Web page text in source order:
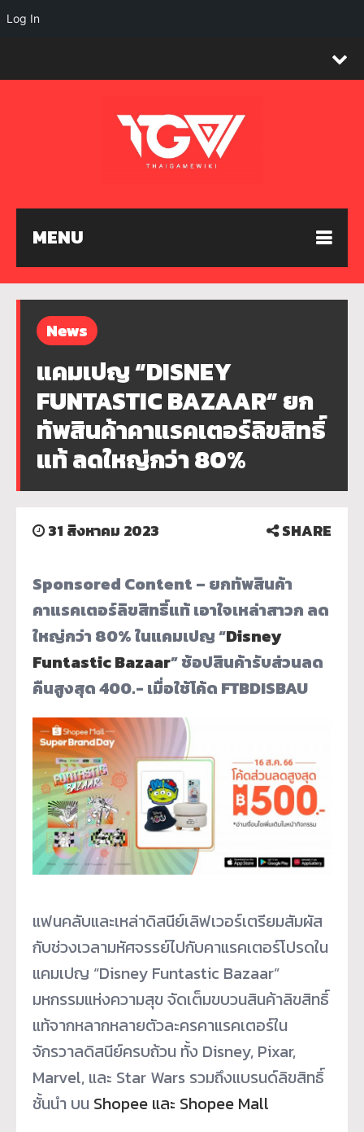
MENU
News
แคมเปญ “DISNEY
FUNTASTIC BAZAAR” ยก
ทัพสินค้าคาแรคเตอร์ลิขสิทธิ์
แท้ ลดใหญ่กว่า 80%
31 สิงหาคม 2023 SHARE
Sponsored Content – ยกทัพสินค้า
คาแรคเตอร์ลิขสิทธิ์แท้ เอาใจเหล่าสาวก ลด
ใหญ่กว่า 80% ในแคมเปญ “Disney
Funtastic Bazaar” ช้อปสินค้ารับส่วนลด
คืนสูงสุด 400.- เมื่อใช้โค้ด FTBDISBAU
แฟนคลับและเหล่าดิสนีย์เลิฟเวอร์เตรียมสัมผัส
กับช่วงเวลามหัศจรรย์ไปกับคาแรคเตอร์โปรดใน
แคมเปญ “Disney Funtastic Bazaar”
มหกรรมแห่งความสุข จัดเต็มขบวนสินค้าลิขสิทธิ์
แท้จากหลากหลายตัวละครคาแรคเตอร์ใน
จักรวาลดิสนีย์ครบถ้วน ทั้ง Disney, Pixar,
Marvel, และ Star Wars รวมถึงแบรนด์ลิขสิทธิ์
ชั้นนำ บน Shopee และ Shopee Mall
Log In